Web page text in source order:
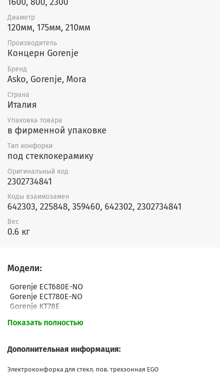
Диаметр
120мм, 175мм, 210мм
Производитель
Концерн Gorenje
Бренд
Asko, Gorenje, Mora
Страна
Италия
Упаковка товара
в фирменной упаковке
Тип конфорки
под стеклокерамику
Оригинальный код
2302734841
Коды взаимозамен
642303, 225848, 359460, 642302, 2302734841
Вес
0.6 кг
Модели:
Gorenje ECT680E-NO
Gorenje ECT780E-NO
Gorenje KT78E
Gorenje ECT2600P2
Gorenje EC2000P2
Gorenje EC7670E
Gorenje ET7991E
Показать полностью
Дополнительная информация:
Электроконфорка для стекл. пов. трехзонная EGO